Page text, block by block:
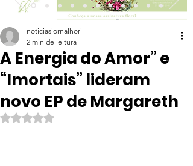
A Energia do Amor” e
“Imortais” lideram
novo EP de Margareth
noticiasjornalhori
2 min de leitura
Avaliado com NaN de 5 estrelas.